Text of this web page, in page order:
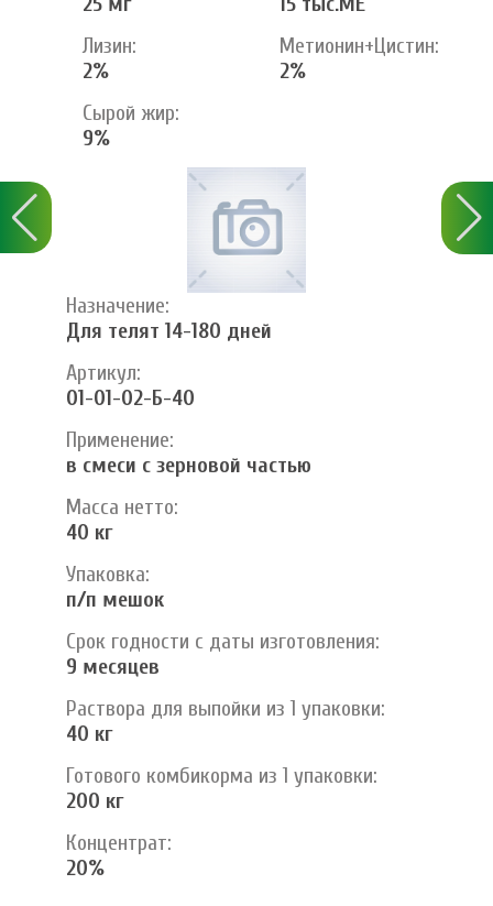
Лизин:
2%
Метионин+Цистин:
2%
Сырой жир:
9%
Назначение:
Для телят 14-180 дней
Артикул:
01-01-02-Б-40
Применение:
в смеси с зерновой частью
Масса нетто:
40 кг
Упаковка:
п/п мешок
Срок годности с даты изготовления:
9 месяцев
Раствора для выпойки из 1 упаковки:
40 кг
Готового комбикорма из 1 упаковки:
200 кг
Концентрат:
20%